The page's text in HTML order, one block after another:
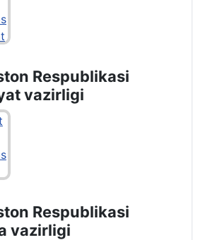
Respublikasi
vazirligi
Respublikasi
vazirligi